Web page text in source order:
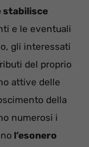
stabilisce
e le eventuali
gli interessati
del proprio
attive delle
della
numerosi i
l’esonero